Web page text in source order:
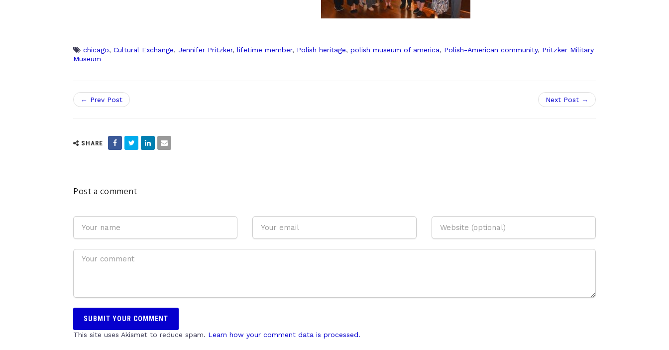
chicago, Cultural Exchange, Jennifer Pritzker, lifetime member, Polish heritage, polish museum of america, Polish-American community, Pritzker Military
Museum
← Prev Post Next Post →
SHARE
Post a comment
This site uses Akismet to reduce spam. Learn how your comment data is processed.